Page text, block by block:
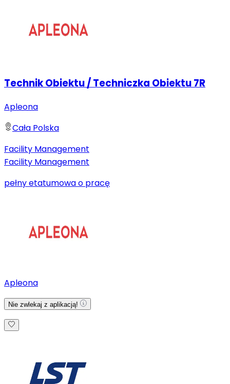
Technik Obiektu / Techniczka Obiektu 7R
Apleona
Cała Polska
Facility Management
Facility Management
pełny etatumowa o pracę
Apleona
Nie zwlekaj z aplikacją!